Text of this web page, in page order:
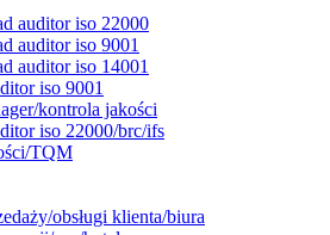
auditor iso 22000
auditor iso 9001
auditor iso 14001
iso 9001
kontrola jakości
iso 22000/brc/ifs
TQM
obsługi klienta/biura